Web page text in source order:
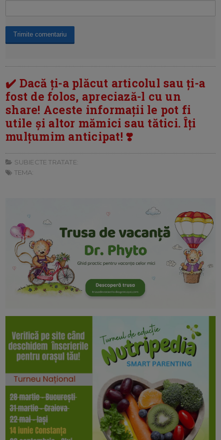
✔️ Dacă ți-a plăcut articolul sau ți-a
fost de folos, apreciază-l cu un
share! Aceste informații le pot fi
utile și altor mămici sau tătici. Îți
mulțumim anticipat! ❣️
SUBIECTE TRATATE:
TEMA: